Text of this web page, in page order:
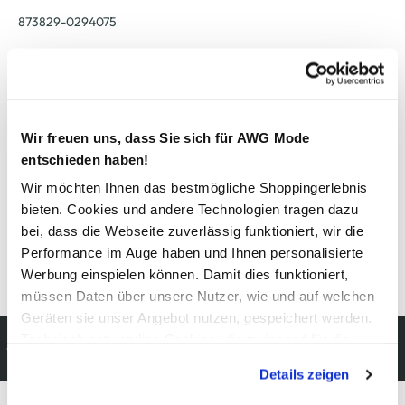
Wir freuen uns, dass Sie sich für AWG Mode
entschieden haben!
Wir möchten Ihnen das bestmögliche Shoppingerlebnis
bieten. Cookies und andere Technologien tragen dazu
bei, dass die Webseite zuverlässig funktioniert, wir die
Performance im Auge haben und Ihnen personalisierte
Werbung einspielen können. Damit dies funktioniert,
müssen Daten über unsere Nutzer, wie und auf welchen
Geräten sie unser Angebot nutzen, gespeichert werden.
werden, werden bei der Nutzung der Webseite auf jeden
Details zeigen
873829-0294075
Pflegehinweise
Details zur Produktsicherheit anzeigen